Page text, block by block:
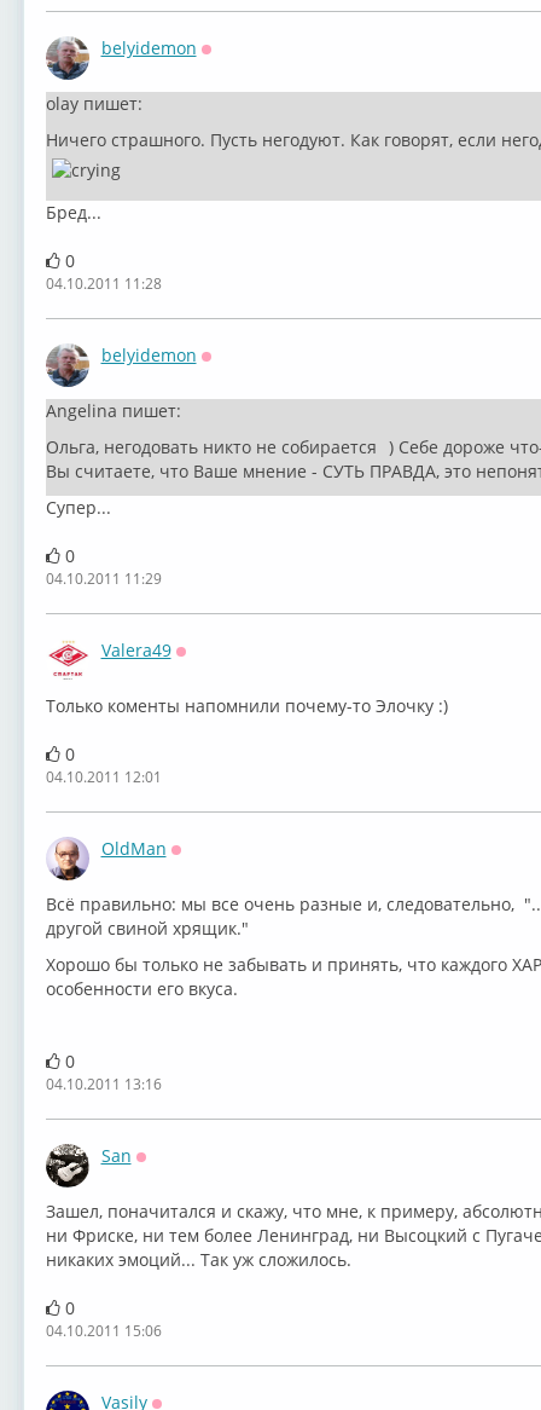
belyidemon
olay пишет:
Ничего страшного. Пусть негодуют. Как говорят, если
Бред...
0
04.10.2011 11:28
belyidemon
Angelina пишет:
Ольга, негодовать никто не собирается ) Себе дороже
Вы считаете, что Ваше мнение - СУТЬ ПРАВДА, это
Супер...
0
04.10.2011 11:29
Valera49
Только коменты напомнили почему-то Элочку :)
0
04.10.2011 12:01
OldMan
Всё правильно: мы все очень разные и, следовательно,
другой свиной хрящик."
Хорошо бы только не забывать и принять, что каждого
особенности его вкуса.
0
04.10.2011 13:16
San
Зашел, поначитался и скажу, что мне, к примеру,
ни Фриске, ни тем более Ленинград, ни Высоцкий с
никаких эмоций... Так уж сложилось.
0
04.10.2011 15:06
Vasily